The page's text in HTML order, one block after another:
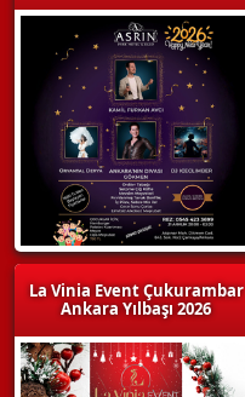
La Vinia Event Çukurambar
Ankara Yılbaşı 2026